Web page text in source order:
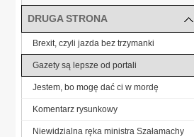
DRUGA STRONA
Brexit, czyli jazda bez trzymanki
Gazety są lepsze od portali
Jestem, bo mogę dać ci w mordę
Komentarz rysunkowy
Niewidzialna ręka ministra Szałamachy